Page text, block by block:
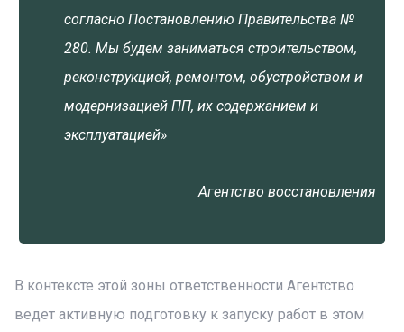
согласно Постановлению Правительства №
280. Мы будем заниматься строительством,
реконструкцией, ремонтом, обустройством и
модернизацией ПП, их содержанием и
эксплуатацией»
Агентство восстановления
В контексте этой зоны ответственности Агентство
ведет активную подготовку к запуску работ в этом